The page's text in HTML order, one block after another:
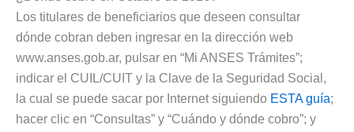
Los titulares de beneficiarios que deseen consultar
dónde cobran deben ingresar en la dirección web
www.anses.gob.ar, pulsar en “Mi ANSES Trámites”;
indicar el CUIL/CUIT y la Clave de la Seguridad Social,
la cual se puede sacar por Internet siguiendo ESTA guía;
hacer clic en “Consultas” y “Cuándo y dónde cobro”; y